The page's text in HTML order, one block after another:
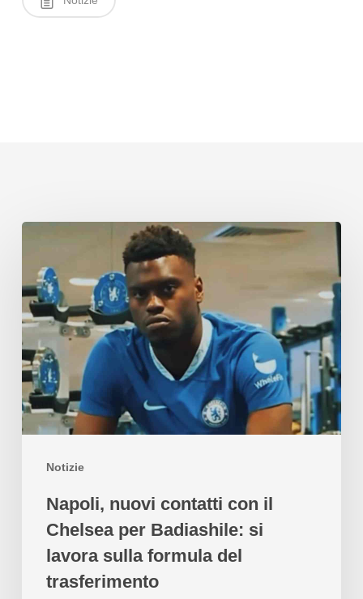
Notizie
Napoli, nuovi contatti con il
Chelsea per Badiashile: si
lavora sulla formula del
trasferimento